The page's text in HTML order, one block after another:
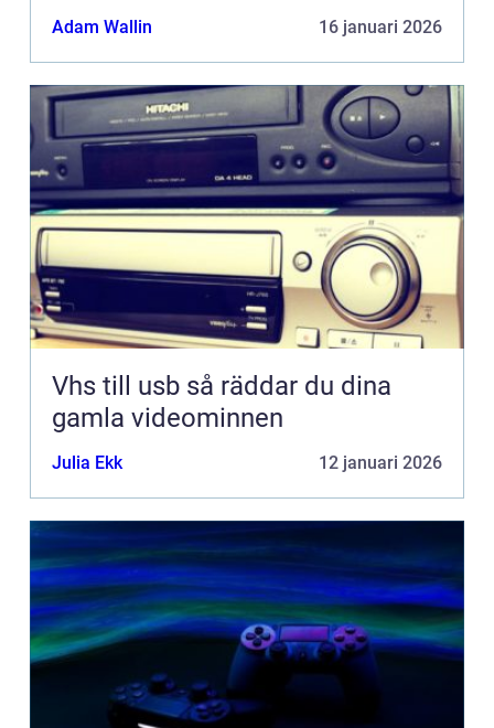
Adam Wallin 16 januari 2026
Vhs till usb så räddar du dina
gamla videominnen
Julia Ekk 12 januari 2026